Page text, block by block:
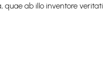
ab illo inventore